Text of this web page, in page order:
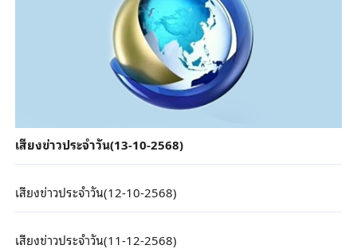
เสียงข่าวประจำวัน(13-10-2568)
เสียงข่าวประจำวัน(12-10-2568)
เสียงข่าวประจำวัน(11-12-2568)